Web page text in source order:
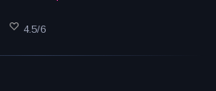
4.5/6